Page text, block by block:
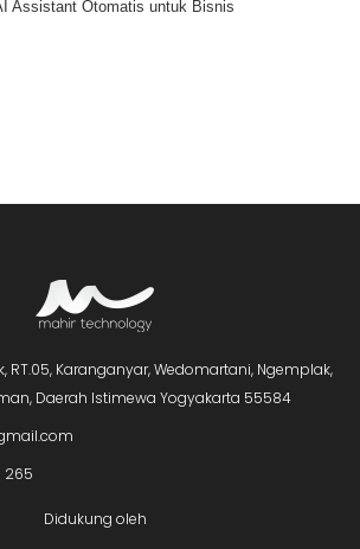
Assistant Otomatis untuk Bisnis
RT.05, Karanganyar, Wedomartani, Ngemplak,
Daerah Istimewa Yogyakarta 55584
265
Didukung oleh